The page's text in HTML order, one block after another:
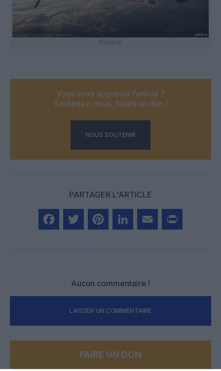
©Airbus
Vous avez apprécié l’article ?
Soutenez-nous, faites un don !
NOUS SOUTENIR
PARTAGER L'ARTICLE
Aucun commentaire !
LAISSER UN COMMENTAIRE
FAIRE UN DON